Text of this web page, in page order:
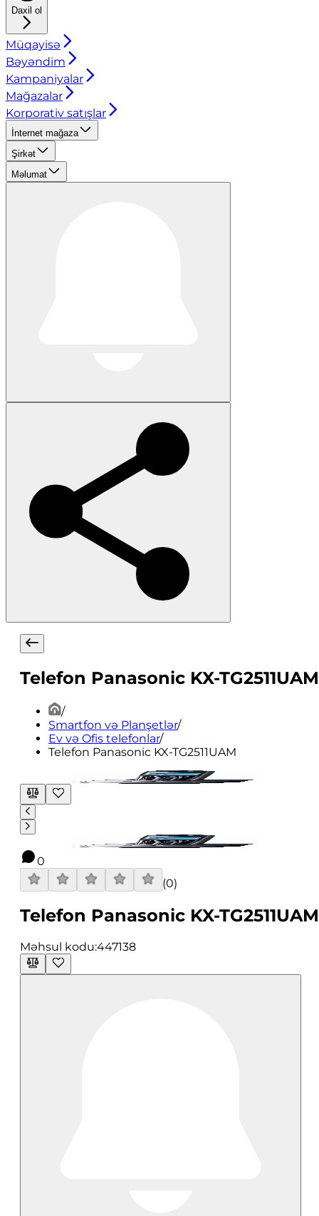
Daxil ol
Müqayisə
Bəyəndim
Kampaniyalar
Mağazalar
Korporativ satışlar
İnternet mağaza
Şirkət
Məlumat
Telefon Panasonic KX-TG2511UAM
/
Smartfon və Planşetlər/
Ev və Ofis telefonlar/
Telefon Panasonic KX-TG2511UAM
0
(0)
Telefon Panasonic KX-TG2511UAM
Məhsul kodu:447138